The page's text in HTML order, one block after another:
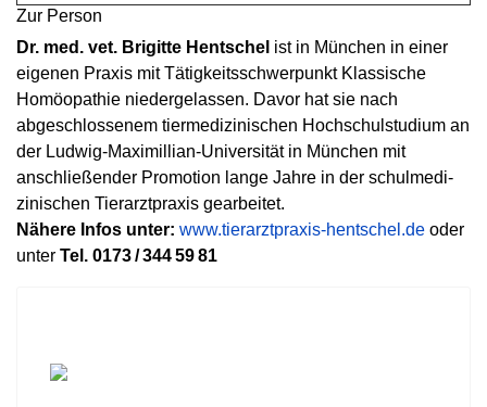
Zur Person
Dr. med. vet. Brigitte Hentschel ist in München in einer
eigenen Praxis mit Tätigkeitsschwerpunkt Klassische
Homöopathie niedergelassen. Davor hat sie nach
abgeschlossenem tiermedizinischen Hochschulstudium an
der Ludwig-Maximillian-Universität in München mit
anschließender Promotion lange Jahre in der schulmedi­
zinischen Tierarztpraxis gearbeitet.
Nähere Infos unter: www.tierarztpraxis-hentschel.de oder
unter Tel. 0173 / 344 59 81